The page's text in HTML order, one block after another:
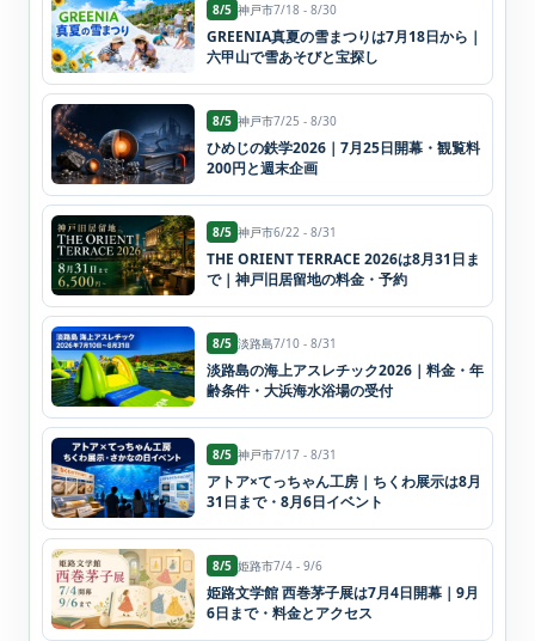
8/5 神戸市7/18 - 8/30
GREENIA真夏の雪まつりは7月18日から｜
六甲山で雪あそびと宝探し
8/5 神戸市7/25 - 8/30
ひめじの鉄学2026｜7月25日開幕・観覧料
200円と週末企画
8/5 神戸市6/22 - 8/31
THE ORIENT TERRACE 2026は8月31日ま
で｜神戸旧居留地の料金・予約
8/5 淡路島7/10 - 8/31
淡路島の海上アスレチック2026｜料金・年
齢条件・大浜海水浴場の受付
8/5 神戸市7/17 - 8/31
アトア×てっちゃん工房｜ちくわ展示は8月
31日まで・8月6日イベント
8/5 姫路市7/4 - 9/6
姫路文学館 西巻茅子展は7月4日開幕｜9月
6日まで・料金とアクセス